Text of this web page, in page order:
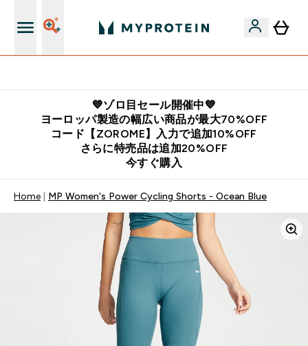
💙ゾロ目セール開催中💙
ヨーロッパ製造の幅広い商品が最大70%OFF
コード【ZOROME】入力で追加10%OFF
さらに特売品は追加20%OFF
今すぐ購入
Home MP Women's Power Cycling Shorts - Ocean Blue